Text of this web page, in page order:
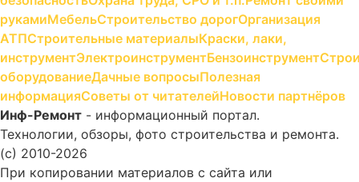
рукамиМебельСтроительство дорогОрганизация
АТПСтроительные материалыКраски, лаки,
инструментЭлектроинструментБензоинструмент
оборудованиеДачные вопросыПолезная
информацияСоветы от читателейНовости партнёров
Инф-Ремонт - информационный портал.
Технологии, обзоры, фото строительства и ремонта.
(c) 2010-2026
При копировании материалов с сайта или